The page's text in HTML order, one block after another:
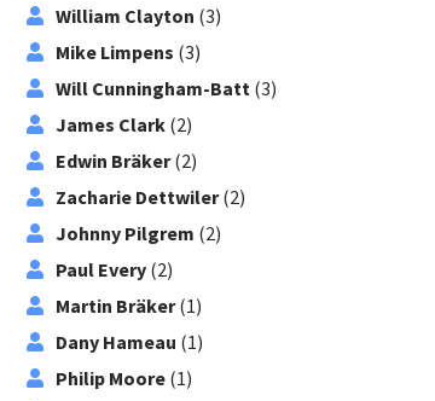
William Clayton (3)
Mike Limpens (3)
Will Cunningham-Batt(3)
James Clark(2)
Edwin Bräker(2)
Zacharie Dettwiler(2)
Johnny Pilgrem (2)
Paul Every(2)
Martin Bräker(1)
Dany Hameau (1)
Philip Moore(1)